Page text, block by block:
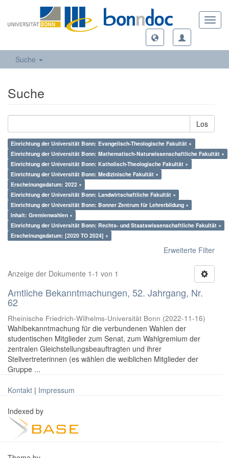
Suche
Suche
Los
Einrichtung der Universität Bonn: Evangelisch-Theologische Fakultät ×
Einrichtung der Universität Bonn: Mathematisch-Naturwissenschaftliche Fakultät ×
Einrichtung der Universität Bonn: Katholisch-Theologische Fakultät ×
Einrichtung der Universität Bonn: Medizinische Fakultät ×
Erscheinungsdatum: 2022 ×
Einrichtung der Universität Bonn: Landwirtschaftliche Fakultät ×
Einrichtung der Universität Bonn: Bonner Zentrum für Lehrerbildung ×
Inhalt: Gremienwahlen ×
Einrichtung der Universität Bonn: Rechts- und Staatswissenschaftliche Fakultät ×
Erscheinungsdatum: [2020 TO 2024] ×
Erweiterte Filter
Anzeige der Dokumente 1-1 von 1
Amtliche Bekanntmachungen, 52. Jahrgang, Nr.
62
Rheinische Friedrich-Wilhelms-Universität Bonn (2022-11-16)
Wahlbekanntmachung für die verbundenen Wahlen der
studentischen Mitglieder zum Senat, zum Wahlgremium der
zentralen Gleichstellungsbeauftragten und ihrer
Stellvertreterinnen (es wählen die weiblichen Mitglieder der
Gruppe ...
Kontakt | Impressum
Indexed by